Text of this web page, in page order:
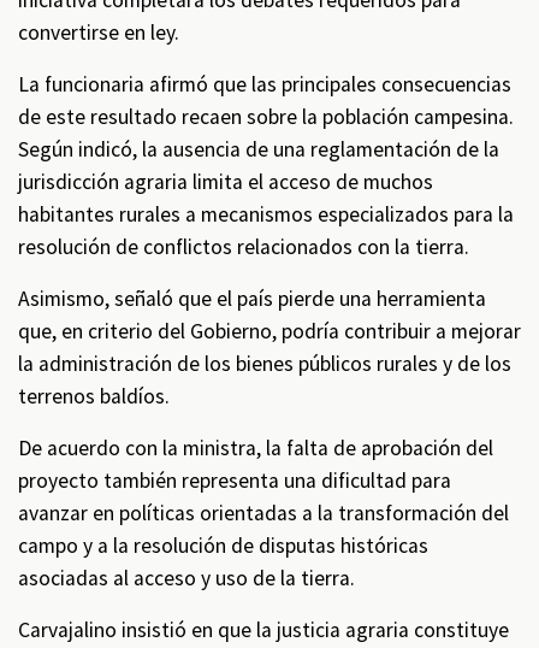
convertirse en ley.
La funcionaria afirmó que las principales consecuencias
de este resultado recaen sobre la población campesina.
Según indicó, la ausencia de una reglamentación de la
jurisdicción agraria limita el acceso de muchos
habitantes rurales a mecanismos especializados para la
resolución de conflictos relacionados con la tierra.
Asimismo, señaló que el país pierde una herramienta
que, en criterio del Gobierno, podría contribuir a mejorar
la administración de los bienes públicos rurales y de los
terrenos baldíos.
De acuerdo con la ministra, la falta de aprobación del
proyecto también representa una dificultad para
avanzar en políticas orientadas a la transformación del
campo y a la resolución de disputas históricas
asociadas al acceso y uso de la tierra.
Carvajalino insistió en que la justicia agraria constituye